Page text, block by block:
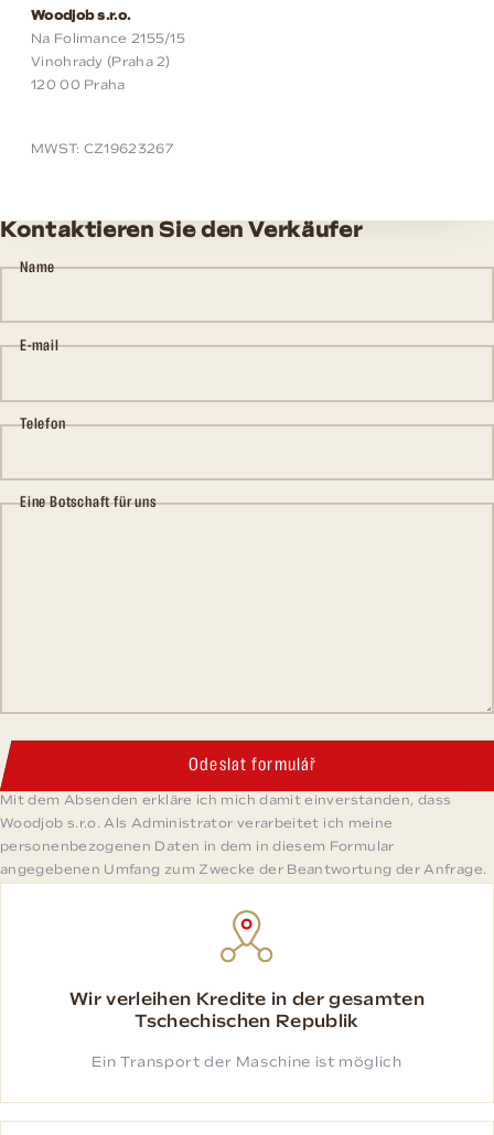
Woodjob s.r.o.
Na Folimance 2155/15
Vinohrady (Praha 2)
120 00 Praha
MWST: CZ19623267
Kontaktieren Sie den Verkäufer
Name
E-mail
Telefon
Eine Botschaft für uns
Odeslat formulář
Mit dem Absenden erkläre ich mich damit einverstanden, dass
Woodjob s.r.o. Als Administrator verarbeitet ich meine
personenbezogenen Daten in dem in diesem Formular
angegebenen Umfang zum Zwecke der Beantwortung der Anfrage.
Wir verleihen Kredite in der gesamten
Tschechischen Republik
Ein Transport der Maschine ist möglich